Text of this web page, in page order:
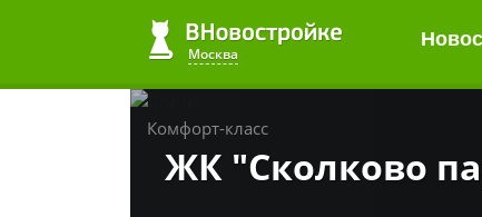
Москва
Комфорт-класс
ЖК "Сколково